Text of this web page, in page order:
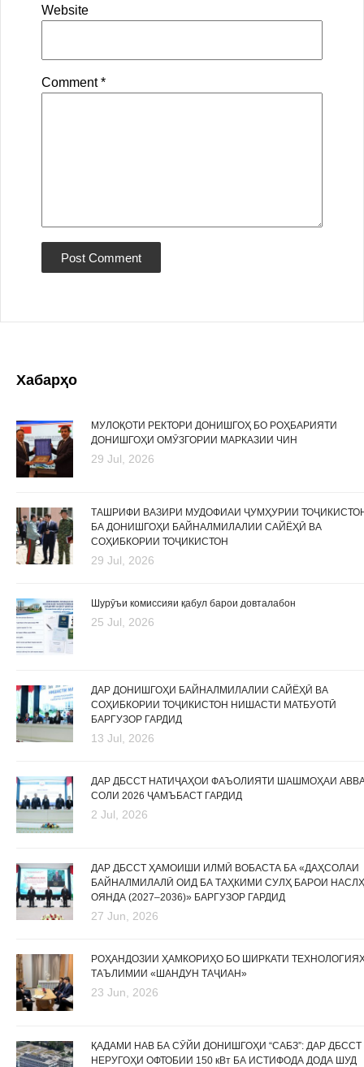
Website
Comment*
Хабарҳо
МУЛОҚОТИ РЕКТОРИ ДОНИШГОҲ БО РОҲБАРИЯТИ
ДОНИШГОҲИ ОМӮЗГОРИИ МАРКАЗИИ ЧИН
29 Jul, 2026
ТАШРИФИ ВАЗИРИ МУДОФИАИ ҶУМҲУРИИ
БА ДОНИШГОҲИ БАЙНАЛМИЛАЛИИ САЙЁҲӢ ВА
СОҲИБКОРИИ ТОҶИКИСТОН
29 Jul, 2026
Шурӯъи комиссияи қабул барои довталабон
25 Jul, 2026
ДАР ДОНИШГОҲИ БАЙНАЛМИЛАЛИИ САЙЁҲӢ ВА
СОҲИБКОРИИ ТОҶИКИСТОН НИШАСТИ МАТБУОТӢ
БАРГУЗОР ГАРДИД
13 Jul, 2026
ДАР ДБССТ НАТИҶАҲОИ ФАЪОЛИЯТИ ШАШМОҲАИ
СОЛИ 2026 ҶАМЪБАСТ ГАРДИД
2 Jul, 2026
ДАР ДБССТ ҲАМОИШИ ИЛМӢ ВОБАСТА БА «ДАҲСОЛАИ
БАЙНАЛМИЛАЛӢ ОИД БА ТАҲКИМИ СУЛҲ БАРОИ
ОЯНДА (2027–2036)» БАРГУЗОР ГАРДИД
27 Jun, 2026
РОҲАНДОЗИИ ҲАМКОРИҲО БО ШИРКАТИ
ТАЪЛИМИИ «ШАНДУН ТАҶИАН»
23 Jun, 2026
ҚАДАМИ НАВ БА СӮЙИ ДОНИШГОҲИ “САБЗ”: ДАР ДБССТ
НЕРУГОҲИ ОФТОБИИ 150 кВт БА ИСТИФОДА ДОДА ШУД